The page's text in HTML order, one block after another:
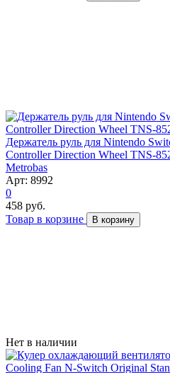
Держатель руль для Nintendo
Controller Direction Wheel TNS-
Metrobas
Арт: 8992
0
458 руб.
Товар в корзине
В корзину
Нет в наличии